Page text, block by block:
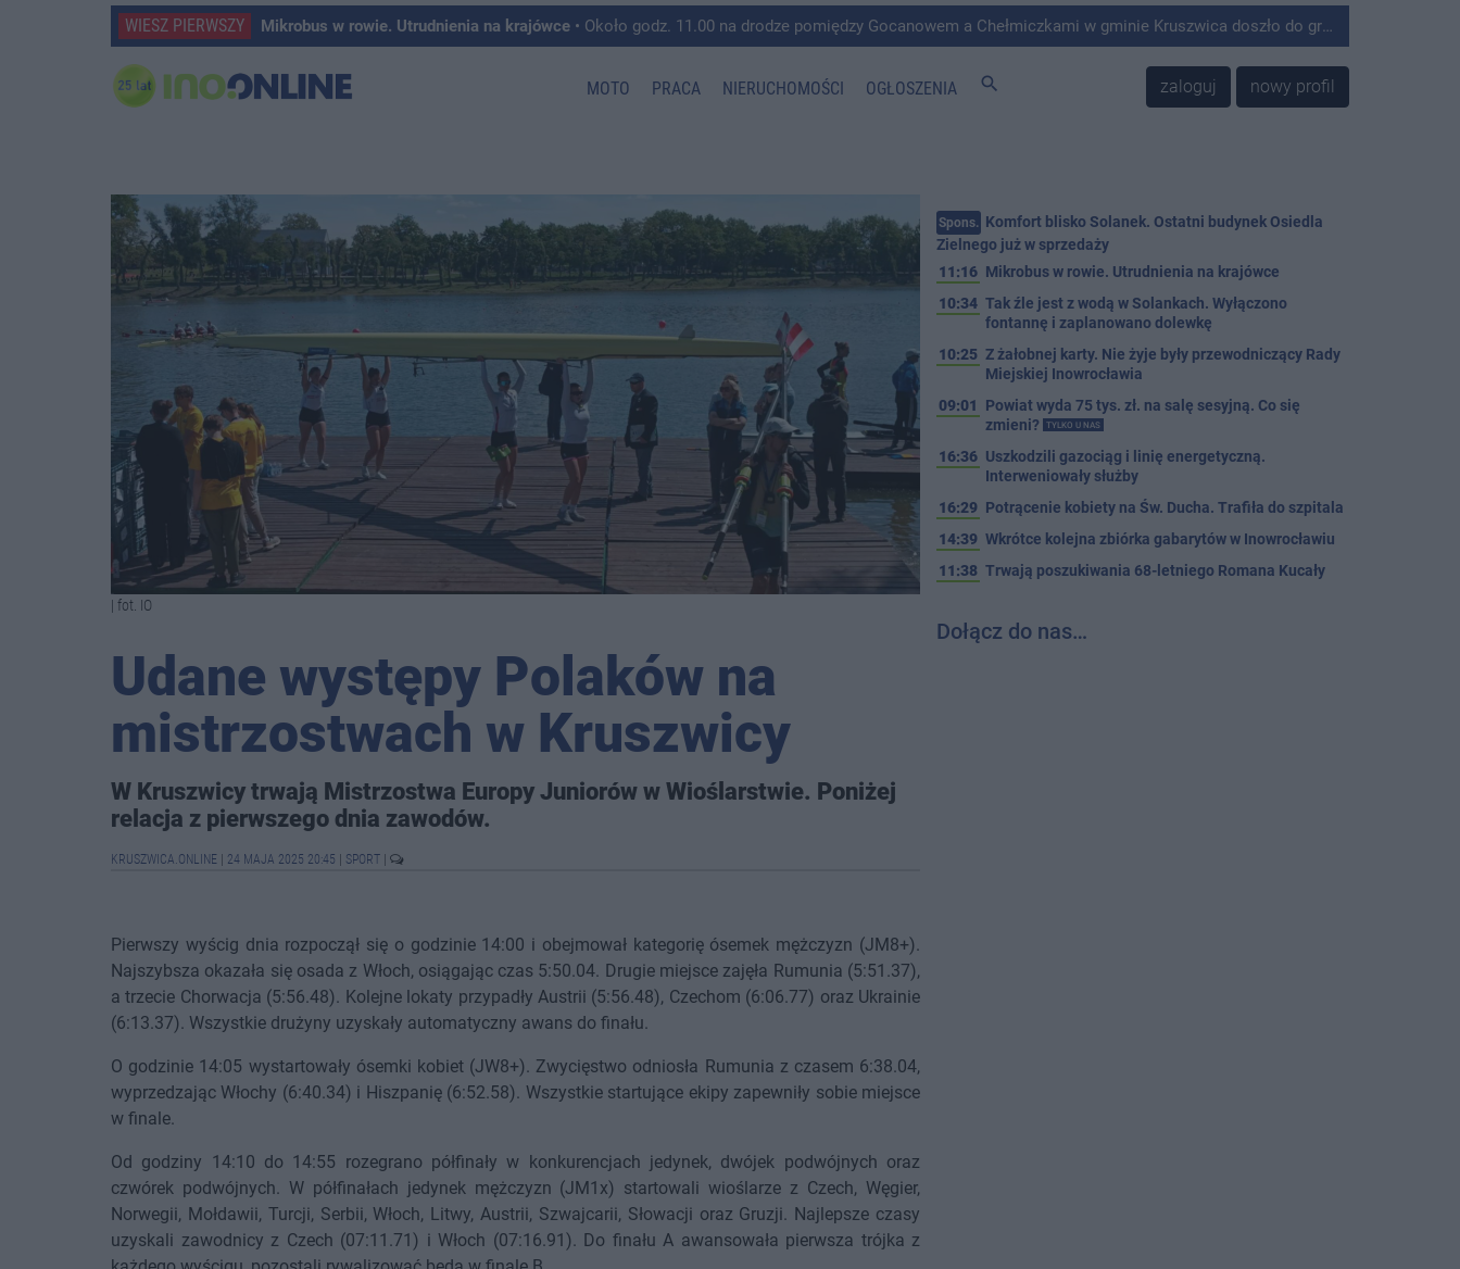
WIESZ PIERWSZY Mikrobus w rowie. Utrudnienia na krajówce • Około godz. 11.00 na drodze pomiędzy Gocanowem a Chełmiczkami w gminie Kruszwica doszło do groźnie wyglądającego zdarzenia.
MOTO PRACA NIERUCHOMOŚCI OGŁOSZENIA search zaloguj nowy profil
| fot. IO
Udane występy Polaków na
mistrzostwach w Kruszwicy
W Kruszwicy trwają Mistrzostwa Europy Juniorów w Wioślarstwie. Poniżej
relacja z pierwszego dnia zawodów.
KRUSZWICA.ONLINE 24 MAJA 2025 20:45 SPORT
Pierwszy wyścig dnia rozpoczął się o godzinie 14:00 i obejmował kategorię ósemek mężczyzn (JM8+).
Najszybsza okazała się osada z Włoch, osiągając czas 5:50.04. Drugie miejsce zajęła Rumunia (5:51.37),
a trzecie Chorwacja (5:56.48). Kolejne lokaty przypadły Austrii (5:56.48), Czechom (6:06.77) oraz Ukrainie
(6:13.37). Wszystkie drużyny uzyskały automatyczny awans do finału.
O godzinie 14:05 wystartowały ósemki kobiet (JW8+). Zwycięstwo odniosła Rumunia z czasem 6:38.04,
wyprzedzając Włochy (6:40.34) i Hiszpanię (6:52.58). Wszystkie startujące ekipy zapewniły sobie miejsce
w finale.
Od godziny 14:10 do 14:55 rozegrano półfinały w konkurencjach jedynek, dwójek podwójnych oraz
czwórek podwójnych. W półfinałach jedynek mężczyzn (JM1x) startowali wioślarze z Czech, Węgier,
Norwegii, Mołdawii, Turcji, Serbii, Włoch, Litwy, Austrii, Szwajcarii, Słowacji oraz Gruzji. Najlepsze czasy
uzyskali zawodnicy z Czech (07:11.71) i Włoch (07:16.91). Do finału A awansowała pierwsza trójka z
Spons. Komfort blisko Solanek. Ostatni budynek Osiedla
Zielnego już w sprzedaży
11:16 Mikrobus w rowie. Utrudnienia na krajówce
10:34 Tak źle jest z wodą w Solankach. Wyłączono
fontannę i zaplanowano dolewkę
10:25 Z żałobnej karty. Nie żyje były przewodniczący Rady
Miejskiej Inowrocławia
09:01
Powiat wyda 75 tys. zł. na salę sesyjną. Co się
zmieni?
TYLKO U NAS
16:36 Uszkodzili gazociąg i linię energetyczną.
Interweniowały służby
16:29 Potrącenie kobiety na Św. Ducha. Trafiła do szpitala
14:39 Wkrótce kolejna zbiórka gabarytów w Inowrocławiu
11:38 Trwają poszukiwania 68-letniego Romana Kucały
Dołącz do nas…